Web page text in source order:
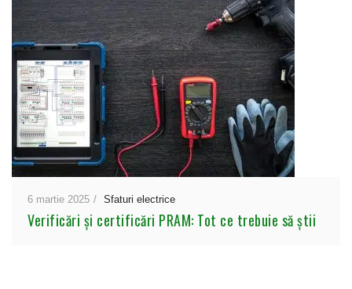
6 martie 2025 Sfaturi electrice
Verificări și certificări PRAM: Tot ce trebuie să știi